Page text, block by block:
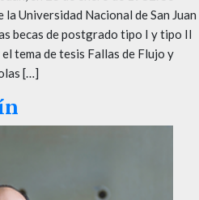
Universidad Nacional de San Juan
becas de postgrado tipo I y tipo II
tema de tesis Fallas de Flujo y
[…]